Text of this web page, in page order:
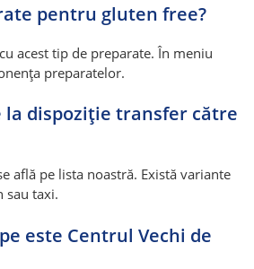
pentru gluten free?
acest tip de preparate. În meniu
preparatelor.
la dispoziție transfer către
află pe lista noastră. Există variante
sau taxi.
este Centrul Vechi de